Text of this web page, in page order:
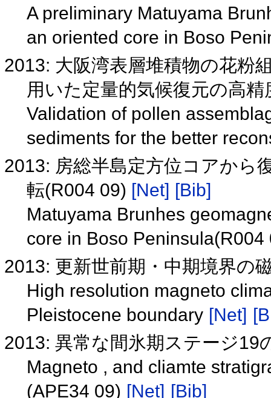
A preliminary Matuyama
an oriented core in Boso
2013: 大阪湾表層堆積物の花粉
用いた定量的気候復元の高
Validation of pollen
sediments for the better
2013: 房総半島定方位コアから
転(R004 09) [Net] [Bib]
Matuyama Brunhes
core in Boso
2013: 更新世前期・中期境界の
High resolution magneto
Pleistocene boundary [Net]
2013: 異常な間氷期ステージ19
Magneto , and cliamte
(APE34 09) [Net] [Bib]